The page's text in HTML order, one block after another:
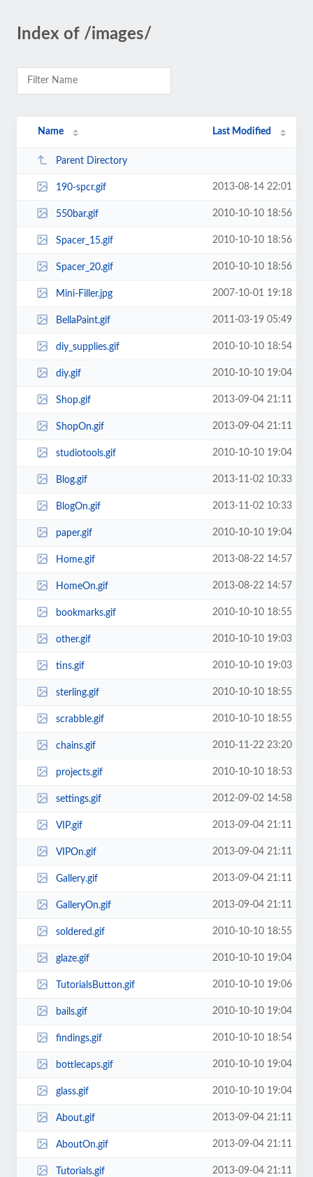
Index of /images/
Name Last Modified
Parent Directory
190-spcr.gif 2013-08-14 22:01
550bar.gif 2010-10-10 18:56
Spacer_15.gif 2010-10-10 18:56
Spacer_20.gif 2010-10-10 18:56
Mini-Filler.jpg 2007-10-01 19:18
BellaPaint.gif 2011-03-19 05:49
diy_supplies.gif 2010-10-10 18:54
diy.gif 2010-10-10 19:04
Shop.gif 2013-09-04 21:11
ShopOn.gif 2013-09-04 21:11
studiotools.gif 2010-10-10 19:04
Blog.gif 2013-11-02 10:33
BlogOn.gif 2013-11-02 10:33
paper.gif 2010-10-10 19:04
Home.gif 2013-08-22 14:57
HomeOn.gif 2013-08-22 14:57
bookmarks.gif 2010-10-10 18:55
other.gif 2010-10-10 19:03
tins.gif 2010-10-10 19:03
sterling.gif 2010-10-10 18:55
scrabble.gif 2010-10-10 18:55
chains.gif 2010-11-22 23:20
projects.gif 2010-10-10 18:53
settings.gif 2012-09-02 14:58
VIP.gif 2013-09-04 21:11
VIPOn.gif 2013-09-04 21:11
Gallery.gif 2013-09-04 21:11
GalleryOn.gif 2013-09-04 21:11
soldered.gif 2010-10-10 18:55
glaze.gif 2010-10-10 19:04
TutorialsButton.gif 2010-10-10 19:06
bails.gif 2010-10-10 19:04
findings.gif 2010-10-10 18:54
bottlecaps.gif 2010-10-10 19:04
glass.gif 2010-10-10 19:04
About.gif 2013-09-04 21:11
AboutOn.gif 2013-09-04 21:11
Tutorials.gif 2013-09-04 21:11